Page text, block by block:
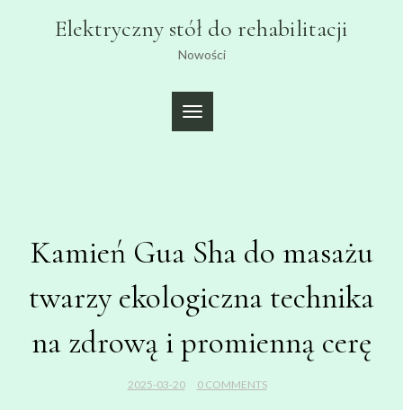
Elektryczny stół do rehabilitacji
Nowości
TOGGLE
NAVIGATION
Kamień Gua Sha do masażu
twarzy ekologiczna technika
na zdrową i promienną cerę
2025-03-20 0 COMMENTS